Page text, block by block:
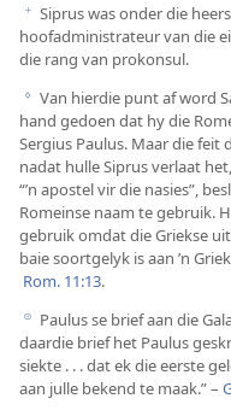
f Siprus was onder die
hoofadministrateur van die
die rang van prokonsul.
g Van hierdie punt af word
hand gedoen dat hy die
Sergius Paulus. Maar die feit
nadat hulle Siprus verlaat
“’n apostel vir die nasies”,
Romeinse naam te gebruik.
gebruik omdat die Griekse
baie soortgelyk is aan ’n
Rom. 11:13.
h Paulus se brief aan die
daardie brief het Paulus
siekte . . . dat ek die eerste
aan julle bekend te maak.” –